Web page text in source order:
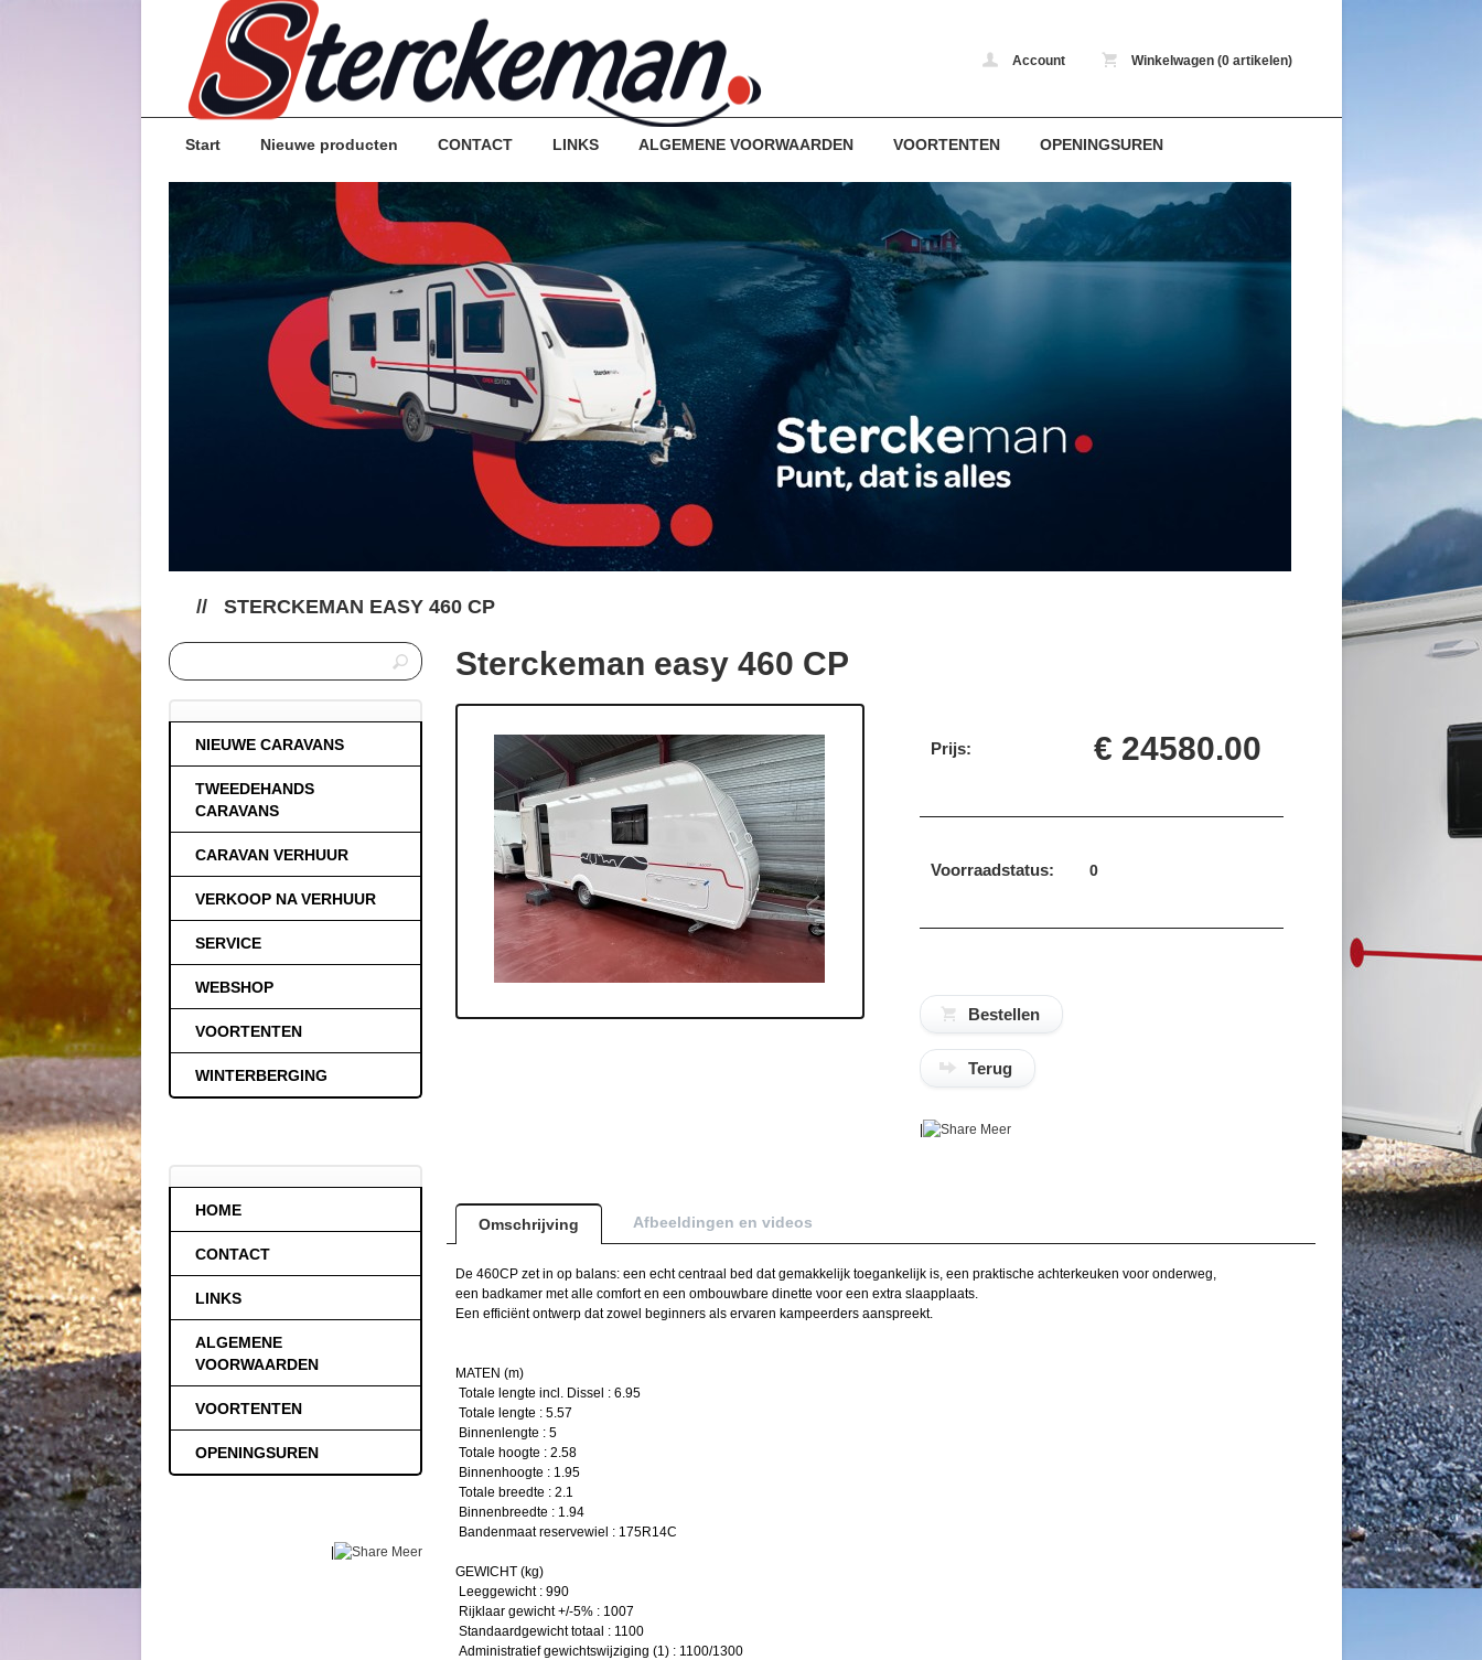
Account Winkelwagen (0 artikelen)
Start Nieuwe producten CONTACT LINKS ALGEMENE VOORWAARDEN VOORTENTEN OPENINGSUREN
// STERCKEMAN EASY 460 CP
NIEUWE CARAVANS
TWEEDEHANDS
CARAVANS
CARAVAN VERHUUR
VERKOOP NA VERHUUR
SERVICE
WEBSHOP
VOORTENTEN
WINTERBERGING
HOME
CONTACT
LINKS
ALGEMENE
VOORWAARDEN
VOORTENTEN
OPENINGSUREN
Meer
Sterckeman easy 460 CP
Prijs: € 24580.00
Voorraadstatus: 0
Terug
Meer
Omschrijving Afbeeldingen en videos
De 460CP zet in op balans: een echt centraal bed dat gemakkelijk toegankelijk is, een praktische achterkeuken voor onderweg,
een badkamer met alle comfort en een ombouwbare dinette voor een extra slaapplaats.
Een efficiënt ontwerp dat zowel beginners als ervaren kampeerders aanspreekt.
MATEN (m)
Totale lengte incl. Dissel : 6.95
Totale lengte : 5.57
Binnenlengte : 5
Totale hoogte : 2.58
Binnenhoogte : 1.95
Totale breedte : 2.1
Binnenbreedte : 1.94
Bandenmaat reservewiel : 175R14C
GEWICHT (kg)
Leeggewicht : 990
Rijklaar gewicht +/-5% : 1007
Standaardgewicht totaal : 1100
Administratief gewichtswijziging (1) : 1100/1300